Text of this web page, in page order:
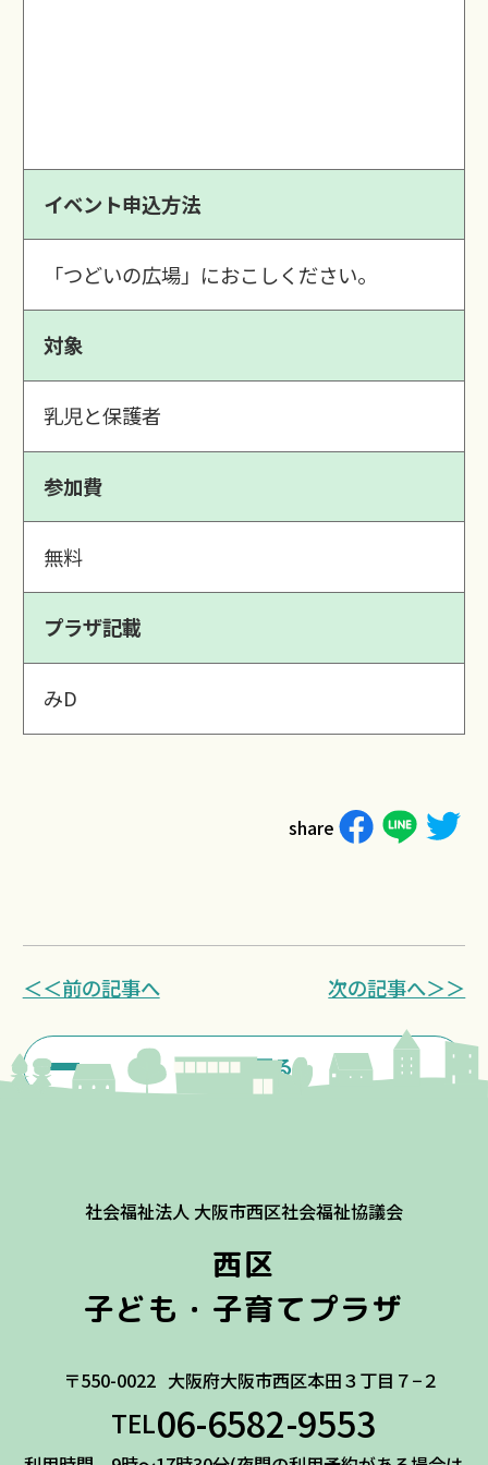
イベント申込方法
「つどいの広場」におこしください。
対象
乳児と保護者
参加費
無料
プラザ記載
みD
share
＜＜前の記事へ
一覧に戻る
次の記事へ＞＞
社会福祉法人 大阪市西区社会福祉協議会
西区
子ども・子育てプラザ
〒550-0022 大阪府大阪市西区本田３丁目７−２
TEL06-6582-9553